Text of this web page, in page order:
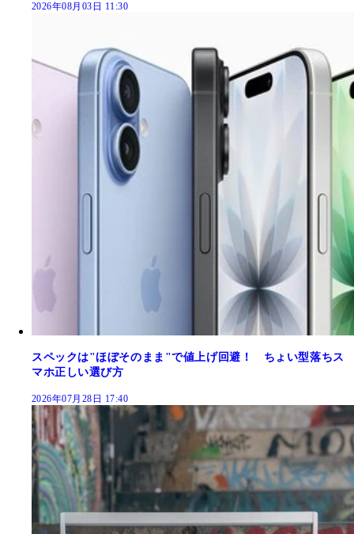
2026年08月03日 11:30
スペックは"ほぼそのまま"で値上げ回避！ ちょい型落ちス
マホ正しい選び方
2026年07月28日 17:40